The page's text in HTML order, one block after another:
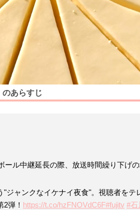
のあらすじ
ール中継延長の際、放送時間繰り下げの
"ジャンクなイケナイ夜食"。視聴者をテ
弾！ https://t.co/hzFNOVdC6F#fujitv #石